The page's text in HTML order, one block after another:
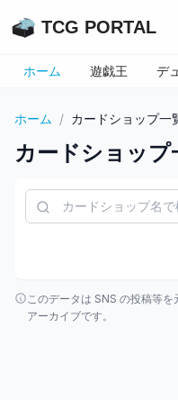
TCG PORTAL
ホーム 遊戯王 デ
ホーム / カードショップ一
カードショップ
このデータは SNS の投稿等
アーカイブです。